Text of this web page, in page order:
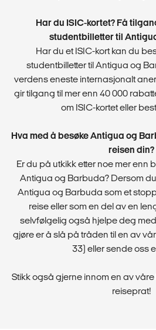
Har du ISIC-kortet? Få
studentbilletter til
Har du et ISIC-kort kan du
studentbilletter til Antigua og
verdens eneste internasjonalt
gir tilgang til mer enn 40 000
om ISIC-kortet eller
Hva med å besøke Antigua og
reisen din?
Er du på utkikk etter noe mer enn
Antigua og Barbuda? Dersom
Antigua og Barbuda som et
reise eller som en del av en
selvfølgelig også hjelpe deg
gjøre er å slå på tråden til en av
33) eller sende oss
Stikk også gjerne innom en av
reiseprat!